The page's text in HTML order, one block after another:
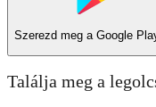
Szerezd meg a Google
Találja meg a